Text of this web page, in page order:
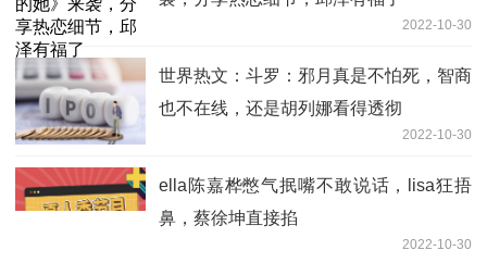
2022-10-30
世界热文：斗罗：邪月真是不怕死，智商
也不在线，还是胡列娜看得透彻
2022-10-30
ella陈嘉桦憋气抿嘴不敢说话，lisa狂捂
鼻，蔡徐坤直接掐
2022-10-30